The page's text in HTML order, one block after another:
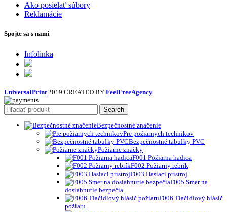
Ako posielať súbory
Reklamácie
Spojte sa s nami
Infolinka
UniversalPrint 2019 CREATED BY FeelFreeAgency
Search
Bezpečnostné značenie
Pre požiarnych technikov
Bezpečnostné tabuľky PVC
Požiarne značky
F001 Požiarna hadica
F002 Požiarny rebrík
F003 Hasiaci prístroj
F005 Smer na
dosiahnutie bezpečia
F006 Tlačidlový hlásič
požiaru